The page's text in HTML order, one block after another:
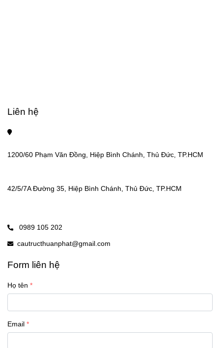
Liên hệ
1200/60 Phạm Văn Đồng, Hiệp Bình Chánh, Thủ Đức, TP.HCM
42/5/7A Đường 35, Hiệp Bình Chánh, Thủ Đức, TP.HCM
0989 105 202
cautructhuanphat@gmail.com
Form liên hệ
Họ tên
Email